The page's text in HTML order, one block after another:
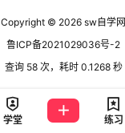
Copyright © 2026 sw自学网
鲁ICP备2021029036号-2
查询 58 次，耗时 0.1268 秒
学堂 练习